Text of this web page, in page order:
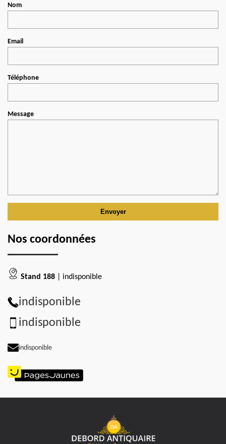
Nom
Email
Téléphone
Message
Nos coordonnées
Stand 188 | indisponible
indisponible
indisponible
indisponible